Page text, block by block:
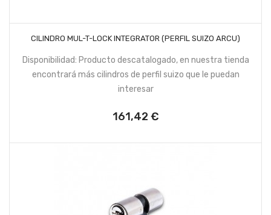
AÑADIR AL CARRITO
CILINDRO MUL-T-LOCK INTEGRATOR (PERFIL SUIZO ARCU)
Disponibilidad: Producto descatalogado, en nuestra tienda
encontrará más cilindros de perfil suizo que le puedan
interesar
Precio
161,42 €